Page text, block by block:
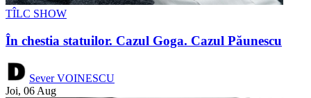
TÎLC SHOW
În chestia statuilor. Cazul Goga. Cazul Păunescu
Sever VOINESCU
Joi, 06 Aug